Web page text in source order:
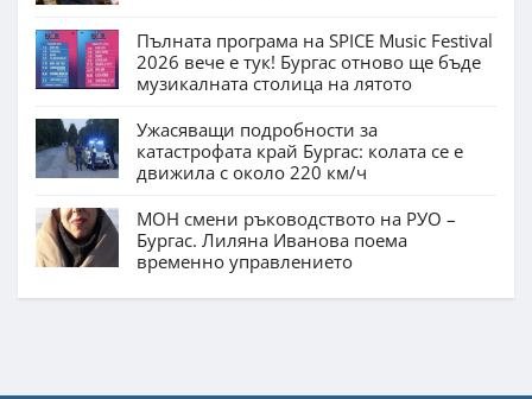
Пълната програма на SPICE Music Festival
2026 вече е тук! Бургас отново ще бъде
музикалната столица на лятото
Ужасяващи подробности за
катастрофата край Бургас: колата се е
движила с около 220 км/ч
МОН смени ръководството на РУО –
Бургас. Лиляна Иванова поема
временно управлението